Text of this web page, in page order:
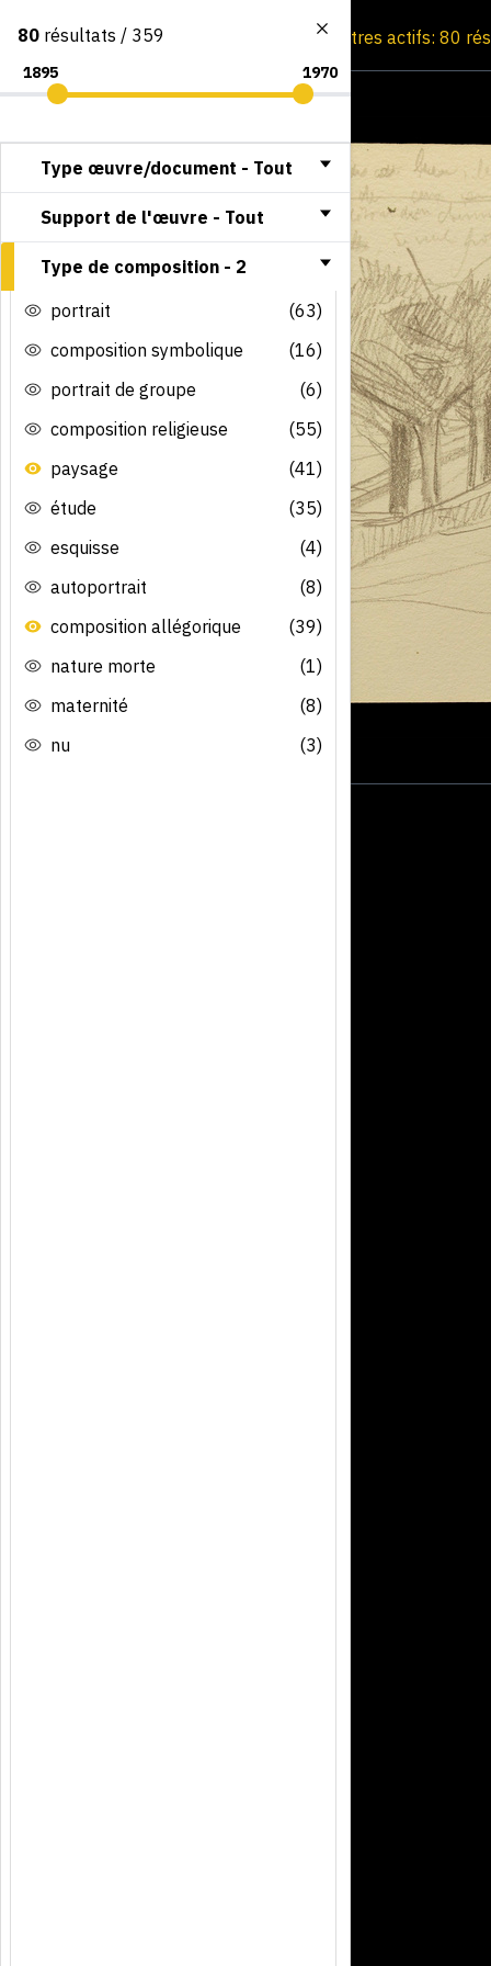
Consultation par image Filtres actifs: 80
80 résultats / 359
Type œuvre/document - Tout
Support de l'œuvre - Tout
Type de composition - 2
portrait
(63)
composition symbolique
(16)
portrait de groupe
(6)
composition religieuse
(55)
paysage
(41)
étude
(35)
esquisse
(4)
autoportrait
(8)
composition allégorique
(39)
nature morte
(1)
maternité
(8)
nu
(3)